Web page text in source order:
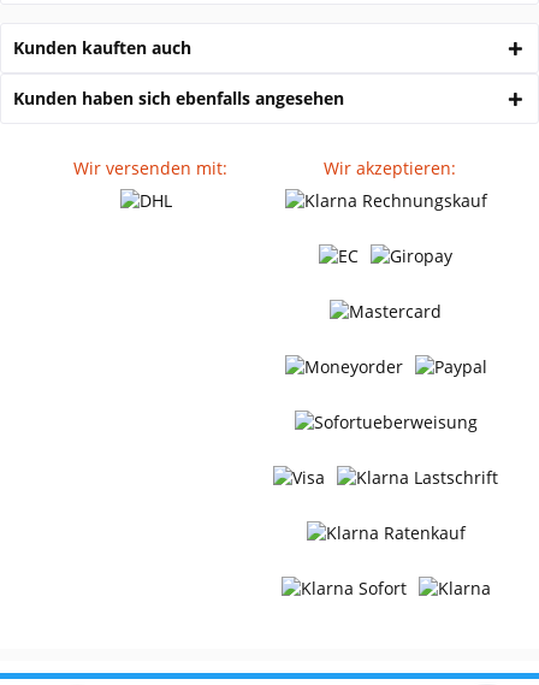
Kunden kauften auch
Kunden haben sich ebenfalls angesehen
Wir versenden mit: Wir akzeptieren: